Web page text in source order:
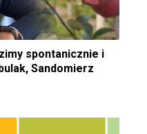
spontanicznie i
Sandomierz